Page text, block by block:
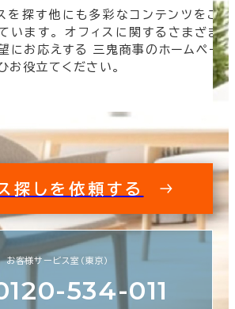
を探す他にも多彩なコンテンツをご
います。 オフィスに関するさまざま
にお応えする 三鬼商事のホームペー
お役立てください。
探しを依頼する
お客様サービス室（東京）
534-011